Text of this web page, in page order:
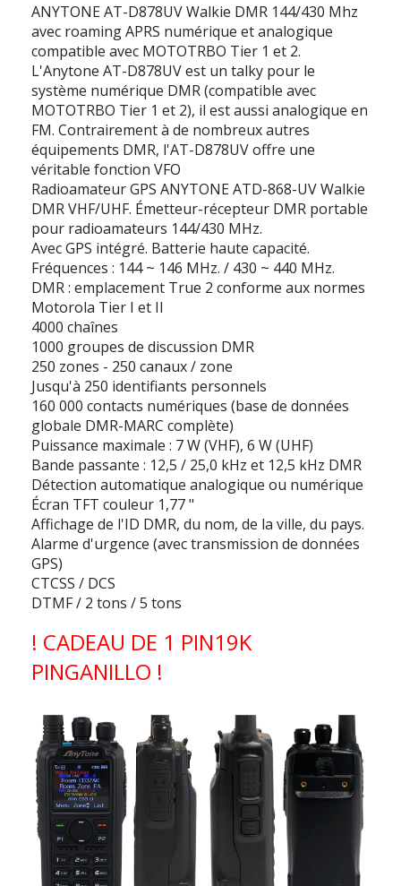
ANYTONE AT-D878UV Walkie DMR 144/430 Mhz
avec roaming APRS numérique et analogique
compatible avec MOTOTRBO Tier 1 et 2.
L'Anytone AT-D878UV est un talky pour le
système numérique DMR (compatible avec
MOTOTRBO Tier 1 et 2), il est aussi analogique en
FM. Contrairement à de nombreux autres
équipements DMR, l'AT-D878UV offre une
véritable fonction VFO
Radioamateur GPS ANYTONE ATD-868-UV Walkie
DMR VHF/UHF. Émetteur-récepteur DMR portable
pour radioamateurs 144/430 MHz.
Avec GPS intégré. Batterie haute capacité.
Fréquences : 144 ~ 146 MHz. / 430 ~ 440 MHz.
DMR : emplacement True 2 conforme aux normes
Motorola Tier I et II
4000 chaînes
1000 groupes de discussion DMR
250 zones - 250 canaux / zone
Jusqu'à 250 identifiants personnels
160 000 contacts numériques (base de données
globale DMR-MARC complète)
Puissance maximale : 7 W (VHF), 6 W (UHF)
Bande passante : 12,5 / 25,0 kHz et 12,5 kHz DMR
Détection automatique analogique ou numérique
Écran TFT couleur 1,77 "
Affichage de l'ID DMR, du nom, de la ville, du pays.
Alarme d'urgence (avec transmission de données
GPS)
CTCSS / DCS
DTMF / 2 tons / 5 tons
! CADEAU DE 1 PIN19K
PINGANILLO !